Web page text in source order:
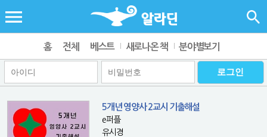
홈 전체 베스트 새로나온 책 분야별보기
5개년 영양사 2교시 기출해설
e퍼플
유시경